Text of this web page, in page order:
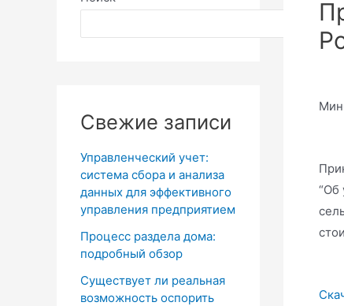
Поиск
Свежие записи
Управленческий учет:
система сбора и анализа
данных для эффективного
управления предприятием
Процесс раздела дома:
подробный обзор
Существует ли реальная
возможность оспорить
“Об